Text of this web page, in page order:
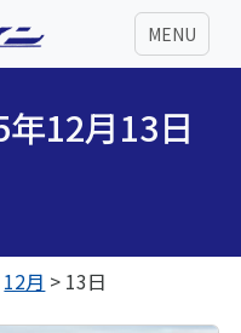
MENU
12月13日
12月 > 13日